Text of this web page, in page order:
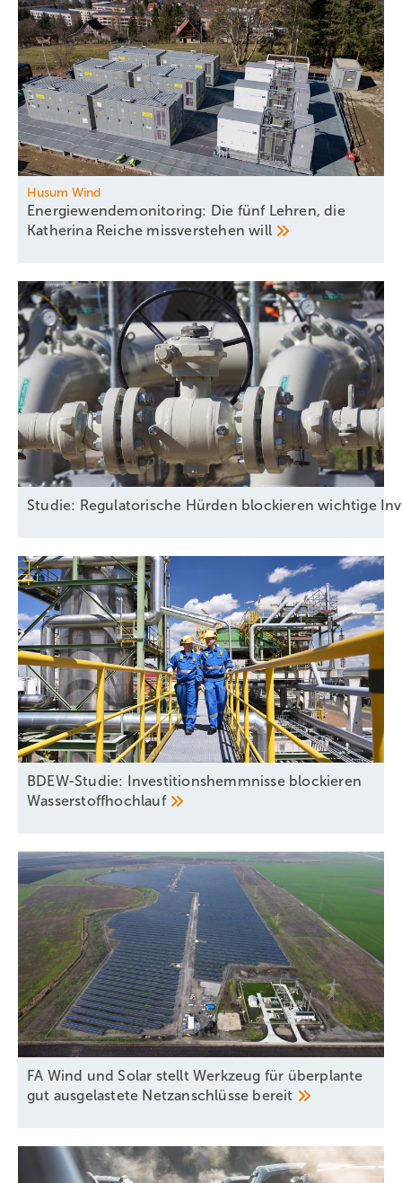
Husum Wind
Energiewendemonitoring: Die fünf Lehren, die
Katherina Reiche missverstehenwill
Studie: Regulatorische Hürden blockieren wichtige
BDEW-Studie: Investitionshemmnisse blockieren
Wasserstoffhochlauf
FA Wind und Solar stellt Werkzeug für überplante
gut ausgelastete Netzanschlüsse bereit